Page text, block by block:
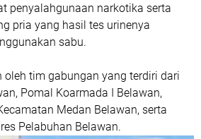
penyalahgunaan narkotika serta
pria yang hasil tes urinenya
sabu.
oleh tim gabungan yang terdiri dari
Pomal Koarmada I Belawan,
Medan Belawan, serta
Pelabuhan Belawan.